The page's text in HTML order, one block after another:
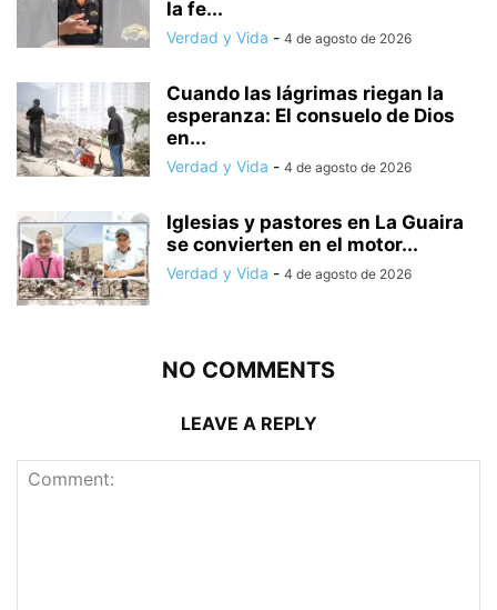
la fe...
Verdad y Vida - 4 de agosto de 2026
Cuando las lágrimas riegan la
esperanza: El consuelo de Dios
en...
Verdad y Vida - 4 de agosto de 2026
Iglesias y pastores en La Guaira
se convierten en el motor...
Verdad y Vida - 4 de agosto de 2026
NO COMMENTS
LEAVE A REPLY